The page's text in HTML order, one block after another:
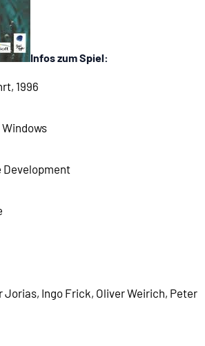
und Strömungen
Infos zum Spiel:
1996
Development
Jorias, Ingo Frick, Oliver Weirich, Peter